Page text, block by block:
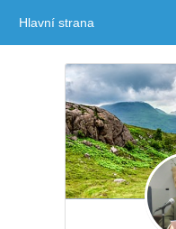
Hlavní strana